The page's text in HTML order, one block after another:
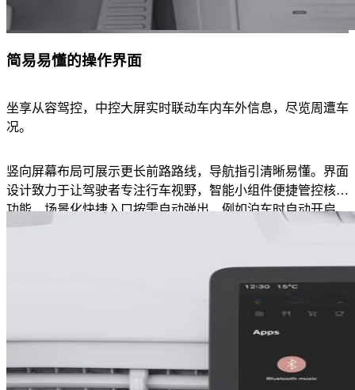
简易易懂的操作界面
坐享从容驾控，中控大屏实时联动车内车外信息，尽览周遭车
况。
竖向屏幕布局可展示更长前路路线，导航指引清晰易懂。界面
设计致力于让驾驶者专注行车视野，智能小组件便捷管控核心
功能，场景化快捷入口按需自动弹出，例如泊车时自动开启
360° 全景影像。大屏还支持导航与应用分屏同显，关键信息